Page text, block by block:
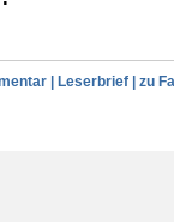
Leserbrief zu